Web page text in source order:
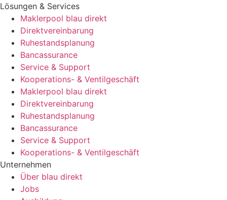
Lösungen & Services
Maklerpool blau direkt
Direktvereinbarung
Ruhestandsplanung
Bancassurance
Service & Support
Kooperations- & Ventilgeschäft
Maklerpool blau direkt
Direktvereinbarung
Ruhestandsplanung
Bancassurance
Service & Support
Kooperations- & Ventilgeschäft
Unternehmen
Über blau direkt
Jobs